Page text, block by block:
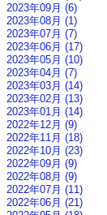
2023年09月 (6)
2023年08月 (1)
2023年07月 (7)
2023年06月 (17)
2023年05月 (10)
2023年04月 (7)
2023年03月 (14)
2023年02月 (13)
2023年01月 (14)
2022年12月 (9)
2022年11月 (18)
2022年10月 (23)
2022年09月 (9)
2022年08月 (9)
2022年07月 (11)
2022年06月 (21)